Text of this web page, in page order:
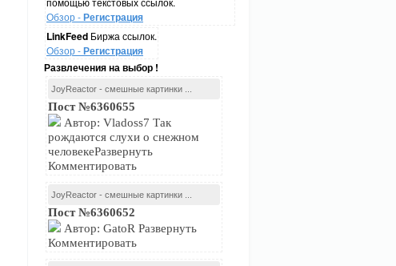
Обзор -Регистрация
LinkFeed Биржа ссылок.
Обзор -Регистрация
Развлечения на выбор !
JoyReactor - смешные картинки ...
Пост №6360655
Автор: Vladoss7 Так
рождаются слухи о снежном
человекеРазвернуть
Комментировать
JoyReactor - смешные картинки ...
Пост №6360652
Автор: GatoR Развернуть
Комментировать